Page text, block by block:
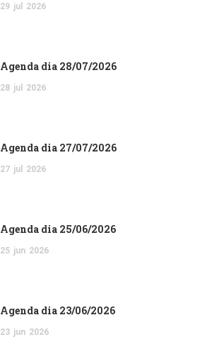
29 jul 2026
Agenda dia 28/07/2026
28 jul 2026
Agenda dia 27/07/2026
27 jul 2026
Agenda dia 25/06/2026
25 jun 2026
Agenda dia 23/06/2026
23 jun 2026